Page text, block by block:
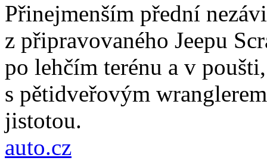
Přinejmenším přední
z připravovaného Jeepu
po lehčím terénu a v
s pětidveřovým
jistotou.
auto.cz